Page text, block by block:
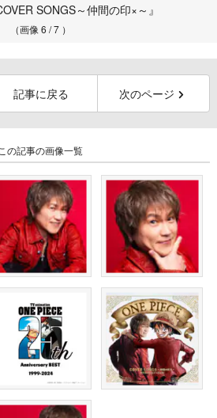
SONGS～仲間の印×～』
（画像 6 / 7 ）
記事に戻る 次のページ
この記事の画像一覧